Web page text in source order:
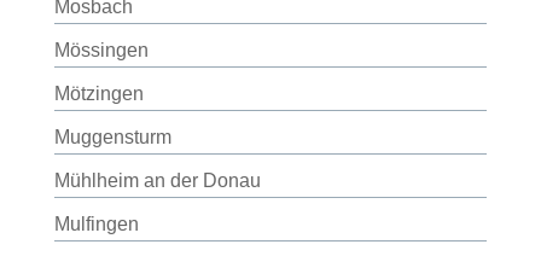
Mosbach
Mössingen
Mötzingen
Muggensturm
Mühlheim an der Donau
Mulfingen